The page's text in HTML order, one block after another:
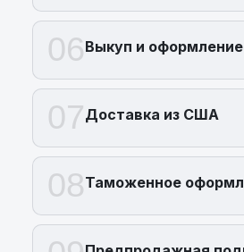
06Выкуп и оформление
07Доставка из США
08Таможенное